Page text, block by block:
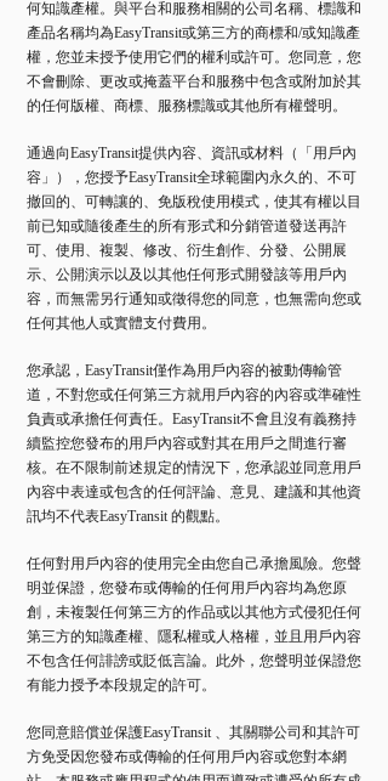
何知識產權。與平台和服務相關的公司名稱、標識和
產品名稱均為EasyTransit或第三方的商標和/或知識產
權，您並未授予使用它們的權利或許可。您同意，您
不會刪除、更改或掩蓋平台和服務中包含或附加於其
的任何版權、商標、服務標識或其他所有權聲明。
通過向EasyTransit提供內容、資訊或材料（「用戶內
容」），您授予EasyTransit全球範圍內永久的、不可
撤回的、可轉讓的、免版稅使用模式，使其有權以目
前已知或隨後產生的所有形式和分銷管道發送再許
可、使用、複製、修改、衍生創作、分發、公開展
示、公開演示以及以其他任何形式開發該等用戶內
容，而無需另行通知或徵得您的同意，也無需向您或
任何其他人或實體支付費用。
您承認，EasyTransit僅作為用戶內容的被動傳輸管
道，不對您或任何第三方就用戶內容的內容或準確性
負責或承擔任何責任。EasyTransit不會且沒有義務持
續監控您發布的用戶內容或對其在用戶之間進行審
核。在不限制前述規定的情況下，您承認並同意用戶
內容中表達或包含的任何評論、意見、建議和其他資
訊均不代表EasyTransit 的觀點。
任何對用戶內容的使用完全由您自己承擔風險。您聲
明並保證，您發布或傳輸的任何用戶內容均為您原
創，未複製任何第三方的作品或以其他方式侵犯任何
第三方的知識產權、隱私權或人格權，並且用戶內容
不包含任何誹謗或貶低言論。此外，您聲明並保證您
有能力授予本段規定的許可。
您同意賠償並保護EasyTransit 、其關聯公司和其許可
方免受因您發布或傳輸的任何用戶內容或您對本網